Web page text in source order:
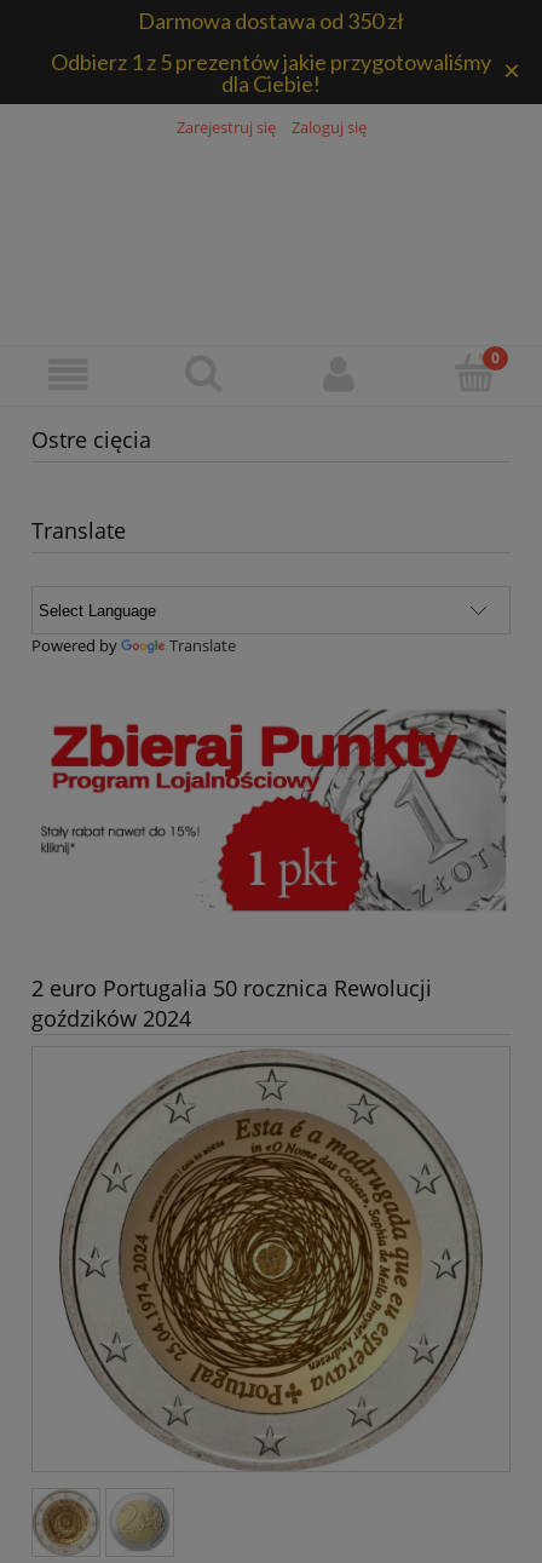
Darmowa dostawa od 350 zł
Odbierz 1 z 5 prezentów jakie przygotowaliśmy
dla Ciebie!
×
Zarejestruj się Zaloguj się
Ostre cięcia
Translate
Powered by Translate
2 euro Portugalia 50 rocznica Rewolucji
goździków 2024